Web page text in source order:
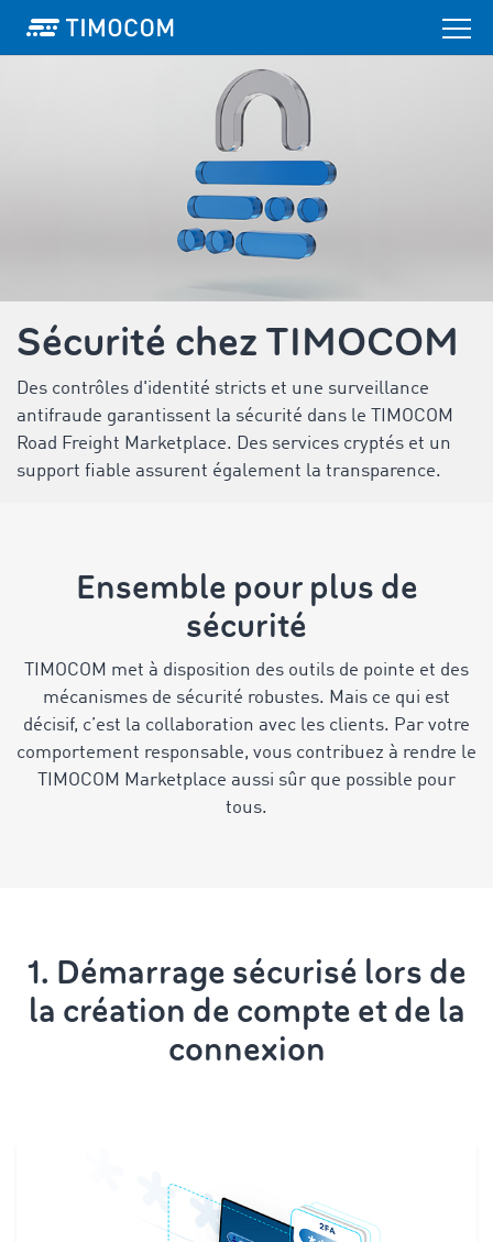
Sécurité chez TIMOCOM
Des contrôles d'identité stricts et une surveillance
antifraude garantissent la sécurité dans le TIMOCOM
Road Freight Marketplace. Des services cryptés et un
support fiable assurent également la transparence.
Ensemble pour plus de
sécurité
TIMOCOM met à disposition des outils de pointe et des
mécanismes de sécurité robustes. Mais ce qui est
décisif, c’est la collaboration avec les clients. Par votre
comportement responsable, vous contribuez à rendre le
TIMOCOM Marketplace aussi sûr que possible pour
tous.
1. Démarrage sécurisé lors de
la création de compte et de la
connexion